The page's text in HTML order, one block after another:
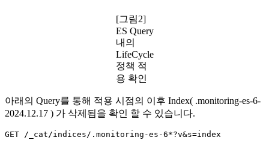
[그림2]
ES Query
내의
LifeCycle
정책 적
용 확인
아래의 Query를 통해 적용 시점의 이후 Index( .monitoring-es-6-
2024.12.17 ) 가 삭제됨을 확인 할 수 있습니다.
GET /_cat/indices/.monitoring-es-6*?v&s=index